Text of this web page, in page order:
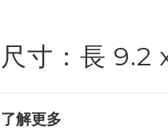
尺寸：長 9.2
了解更多